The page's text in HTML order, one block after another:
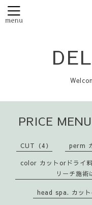
PRICE
CUT（4） perm
color カットorドライ
リーチ施術
head spa. カット